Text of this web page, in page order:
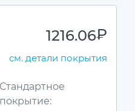
1216.06руб.
см. детали покрытия
Стандартное
покрытие: